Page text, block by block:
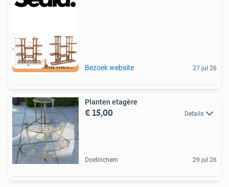
Beoordeeld met 9+ Bezoek website 27 jul 26
Planten etagère
€ 15,00 Details
Doetinchem 29 jul 26